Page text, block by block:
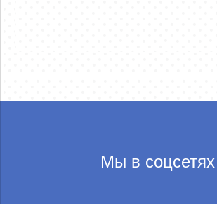
Мы в соцсетях